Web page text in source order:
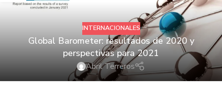
INTERNACIONALES
Global Barometer: resultados de 2020 y
perspectivas para 2021
Abril Terreros